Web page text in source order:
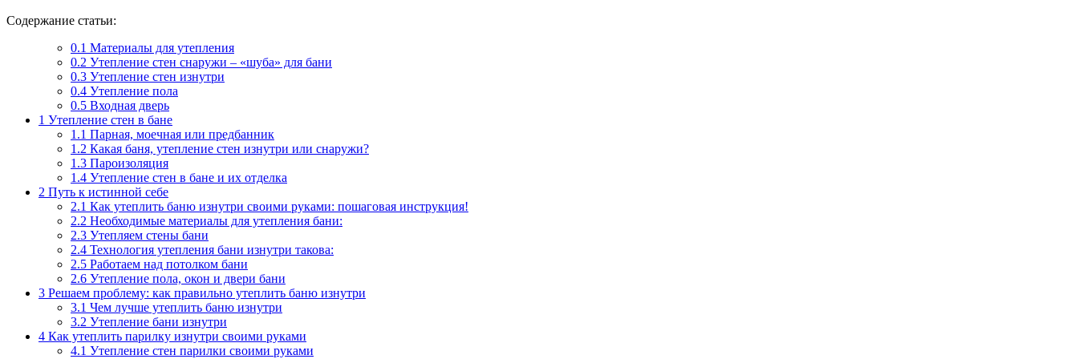
Содержание статьи:
0.1 Материалы для утепления
0.2 Утепление стен снаружи – «шуба» для бани
0.3 Утепление стен изнутри
0.4 Утепление пола
0.5 Входная дверь
1 Утепление стен в бане
1.1 Парная, моечная или предбанник
1.2 Какая баня, утепление стен изнутри или снаружи?
1.3 Пароизоляция
1.4 Утепление стен в бане и их отделка
2 Путь к истинной себе
2.1 Как утеплить баню изнутри своими руками: пошаговая инструкция!
2.2 Необходимые материалы для утепления бани:
2.3 Утепляем стены бани
2.4 Технология утепления бани изнутри такова:
2.5 Работаем над потолком бани
2.6 Утепление пола, окон и двери бани
3 Решаем проблему: как правильно утеплить баню изнутри
3.1 Чем лучше утеплить баню изнутри
3.2 Утепление бани изнутри
4 Как утеплить парилку изнутри своими руками
4.1 Утепление стен парилки своими руками